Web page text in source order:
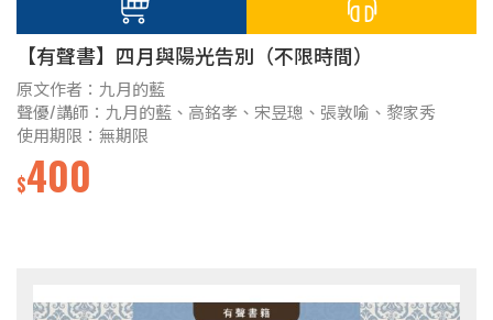
【有聲書】四月與陽光告別（不限時間）
原文作者：九月的藍
聲優/講師：九月的藍、高銘孝、宋昱璁、張敦喻、黎家秀
使用期限：無期限
$400